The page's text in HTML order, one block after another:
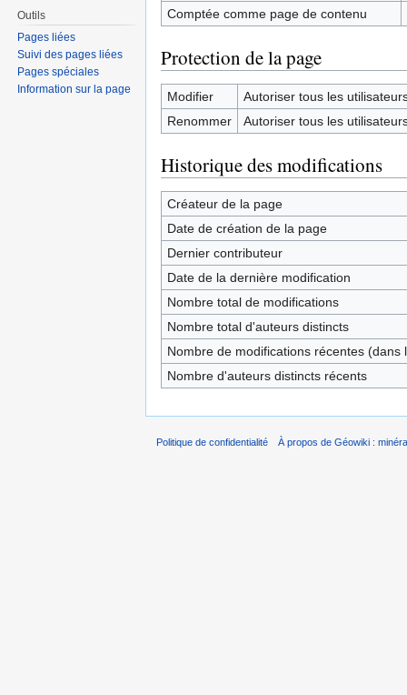
Comptée comme page de contenu
Protection de la page
Modifier
Autoriser tous les
Renommer
Autoriser tous les
Historique des modifications
Créateur de la page
Date de création de la page
Dernier contributeur
Date de la dernière modification
Nombre total de modifications
Nombre total d'auteurs distincts
Nombre de modifications récentes (dans
Nombre d'auteurs distincts récents
Outils
Pages liées
Suivi des pages liées
Pages spéciales
Information sur la page
Politique de confidentialité À propos de Géowiki :